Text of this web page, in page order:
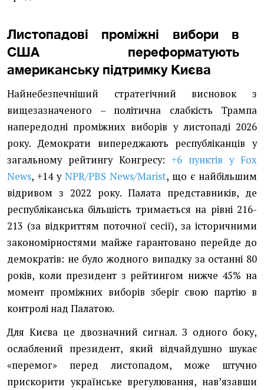
Листопадові проміжні вибори в
США переформатують
американську підтримку Києва
Найнебезпечніший стратегічний висновок з
вищезазначеного – політична слабкість Трампа
напередодні проміжних виборів у листопаді 2026
року. Демократи випереджають республіканців у
загальному рейтингу Конгресу: +6 пунктів у Fox
News, +14 у NPR/PBS News/Marist, що є найбільшим
відривом з 2022 року. Палата представників, де
республіканська більшість тримається на рівні 216-
213 (за відкриттям поточної сесії), за історичними
закономірностями майже гарантовано перейде до
демократів: не було жодного випадку за останні 80
років, коли президент з рейтингом нижче 45% на
момент проміжних виборів зберіг свою партію в
контролі над Палатою.
Для Києва це двозначний сигнал. З одного боку,
ослаблений президент, який відчайдушно шукає
«перемог» перед листопадом, може штучно
прискорити українське врегулювання, навʼязавши